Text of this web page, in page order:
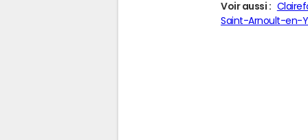
Voir aussi :
Saint-Arnoult-en-